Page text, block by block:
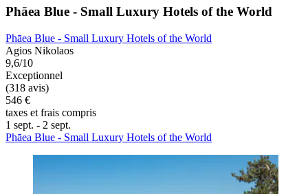
Phāea Blue - Small Luxury Hotels of the World
Phāea Blue - Small Luxury Hotels of the World
Agios Nikolaos
9,6/10
Exceptionnel
(318 avis)
546 €
taxes et frais compris
1 sept. - 2 sept.
Phāea Blue - Small Luxury Hotels of the World